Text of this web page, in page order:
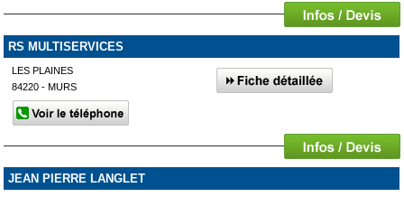
RS MULTISERVICES
LES PLAINES
84220 - MURS
JEAN PIERRE LANGLET